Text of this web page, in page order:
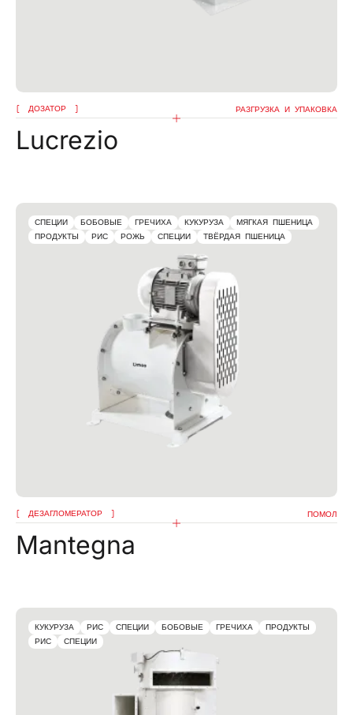
ДОЗАТОР РАЗГРУЗКА И УПАКОВКА
Lucrezio
СПЕЦИИ БОБОВЫЕ ГРЕЧИХА КУКУРУЗА
МЯГКАЯ ПШЕНИЦА
ПРОДУКТЫ
РИС РОЖЬ СПЕЦИИ ТВЁРДАЯ ПШЕНИЦА
ДЕЗАГЛОМЕРАТОР ПОМОЛ
Mantegna
КУКУРУЗА РИС СПЕЦИИ БОБОВЫЕ ГРЕЧИХА
ПРОДУКТЫ
РИС
СПЕЦИИ